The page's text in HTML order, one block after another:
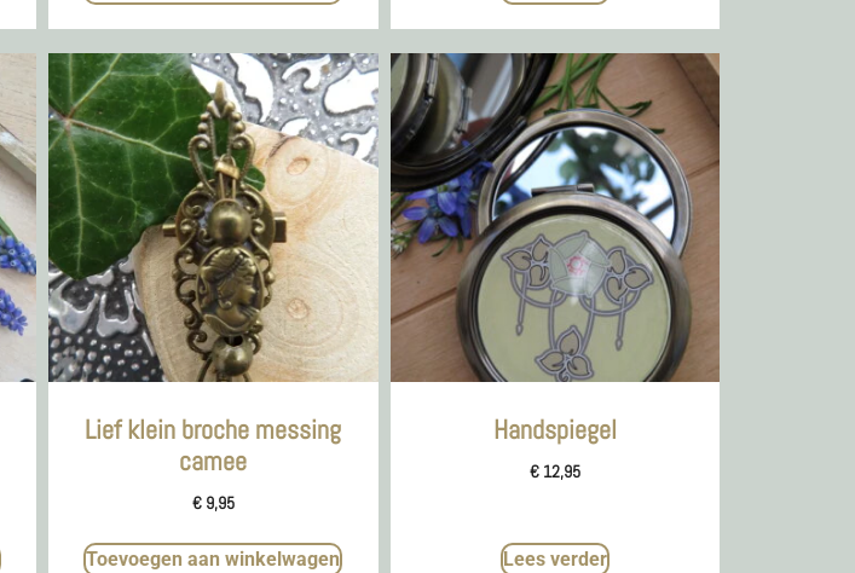
Lief klein broche messing
camee
€9,95
Toevoegen aan winkelwagen
Handspiegel
€12,95
Lees verder